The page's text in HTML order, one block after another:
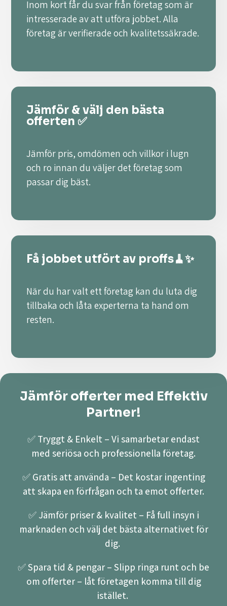
Inom kort får du svar från företag som är
intresserade av att utföra jobbet. Alla
företag är verifierade och kvalitetssäkrade.
Jämför & välj den bästa
offerten ✅
Jämför pris, omdömen och villkor i lugn
och ro innan du väljer det företag som
passar dig bäst.
Få jobbet utfört av proffs🧹✨
När du har valt ett företag kan du luta dig
tillbaka och låta experterna ta hand om
resten.
Jämför offerter med Effektiv
Partner!
✅ Tryggt & Enkelt – Vi samarbetar endast
med seriösa och professionella företag.
✅ Gratis att använda – Det kostar ingenting
att skapa en förfrågan och ta emot offerter.
✅ Jämför priser & kvalitet – Få full insyn i
marknaden och välj det bästa alternativet för
dig.
✅ Spara tid & pengar – Slipp ringa runt och be
om offerter – låt företagen komma till dig
istället.